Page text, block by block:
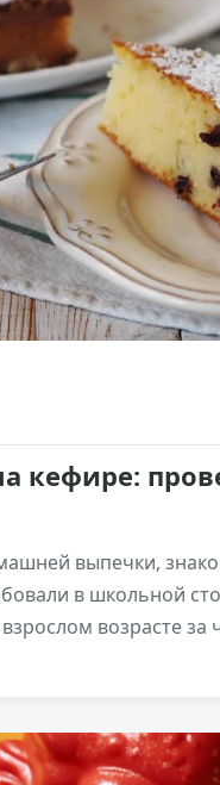
кефире:
выпечки,
в школьной
возрасте за